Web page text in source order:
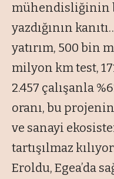
mühendisliğinin
yazdığının
yatırım, 500 bin
milyon km test,
2.457 çalışanla
oranı, bu
ve sanayi
tartışılmaz
Eroldu, Egea’da